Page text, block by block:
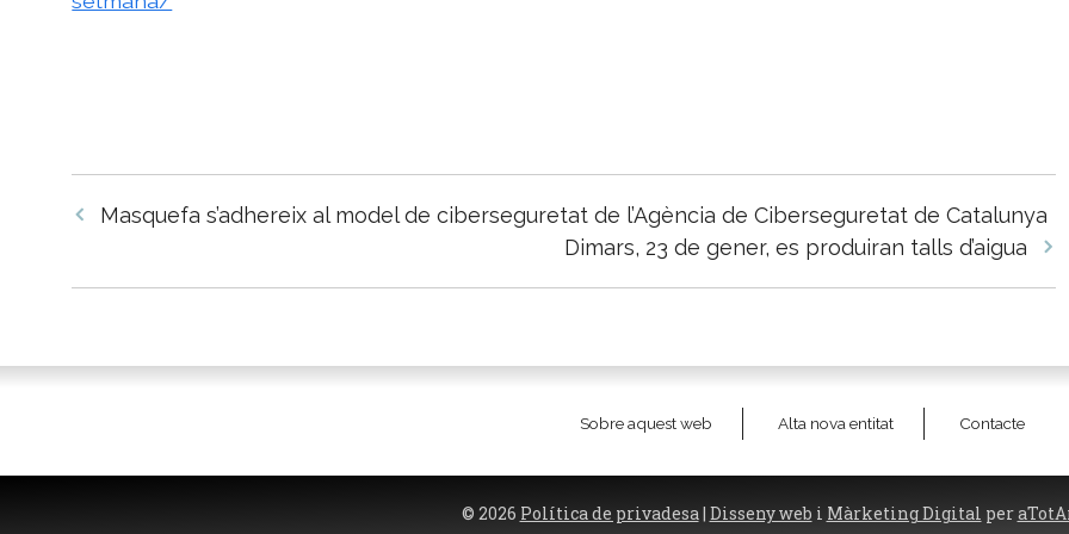
Navegació
Masquefa s’adhereix al model de ciberseguretat de l’Agència de Ciberseguretat de Catalunya
Dimars, 23 de gener, es produiran talls d’aigua
Sobre aquest web Alta nova entitat Contacte
© 2026 Política de privadesa| Disseny web i Màrketing Digital per